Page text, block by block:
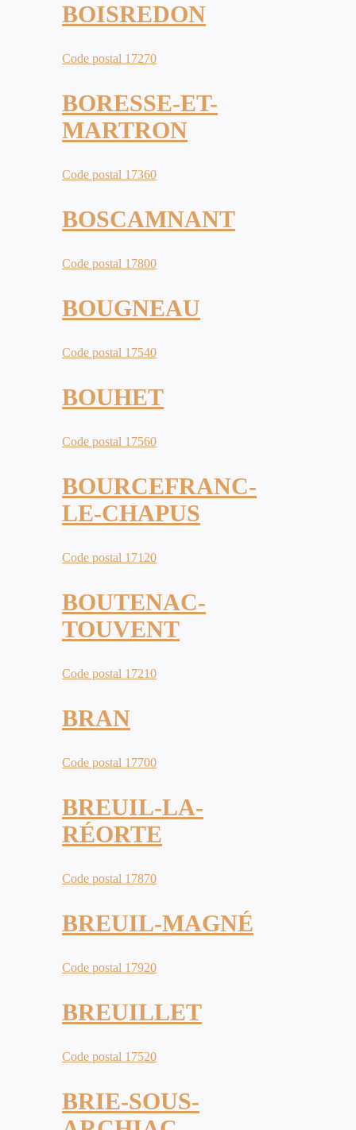
BOISREDON
Code postal 17270
BORESSE-ET-
MARTRON
Code postal 17360
BOSCAMNANT
Code postal 17800
BOUGNEAU
Code postal 17540
BOUHET
Code postal 17560
BOURCEFRANC-
LE-CHAPUS
Code postal 17120
BOUTENAC-
TOUVENT
Code postal 17210
BRAN
Code postal 17700
BREUIL-LA-
RÉORTE
Code postal 17870
BREUIL-MAGNÉ
Code postal 17920
BREUILLET
Code postal 17520
BRIE-SOUS-